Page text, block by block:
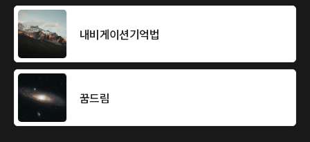
내비게이션기억법
꿈드림